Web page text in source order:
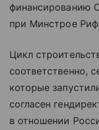
финансированию
при Минстрое
Цикл
соответственно,
которые
согласен
в отношении